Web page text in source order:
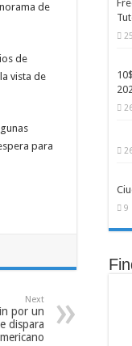
internacional
con inteligencia artificial
empleo del futuro
el Grand Slam de París
de
de
vista de
para
Next
por un
dispara
9